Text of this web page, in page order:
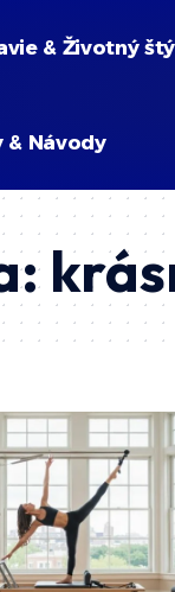
& Životný
& Návody